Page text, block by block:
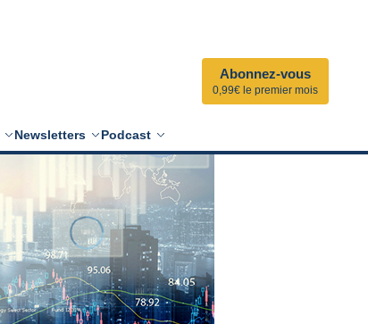
Abonnez-vous
0,99€ le premier mois
Newsletters Podcast